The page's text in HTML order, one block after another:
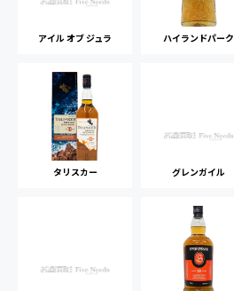
アイル オブ ジュラ ハイランドパーク
タリスカー グレンガイル